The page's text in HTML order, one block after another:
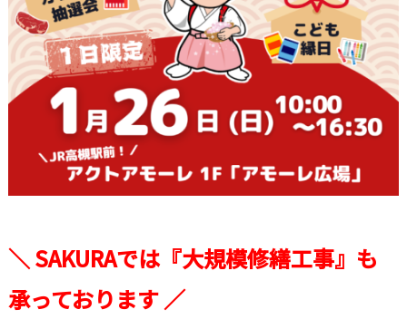
＼ SAKURAでは『大規模修繕工事』も
承っております ／